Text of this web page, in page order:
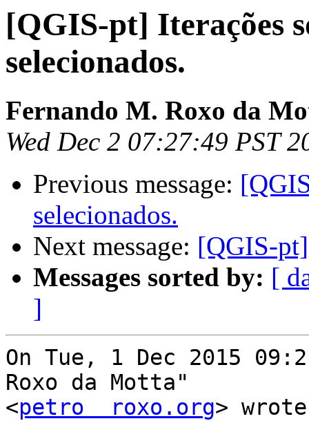
[QGIS-pt] Iterações
selecionados.
Fernando M. Roxo da
Wed Dec 2 07:27:49 PST
Previous message:
selecionados.
Next message: [QGIS-
Messages sorted by: [
]
On Tue, 1 Dec 2015
Roxo da Motta"
<petro  roxo.org>